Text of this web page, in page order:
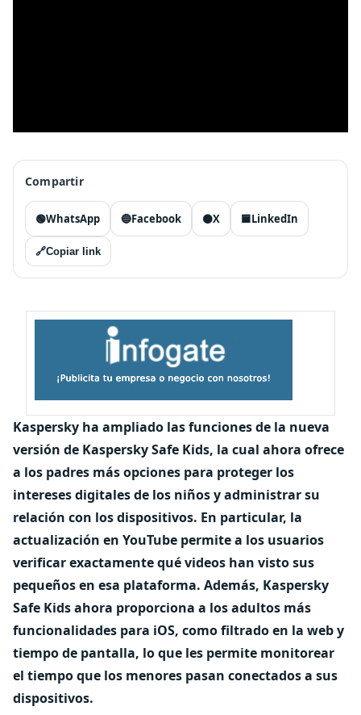
Compartir
🟢WhatsApp 🔵Facebook ⚫X 🟦LinkedIn
🔗Copiar link
Kaspersky ha ampliado las funciones de la nueva
versión de Kaspersky Safe Kids, la cual ahora ofrece
a los padres más opciones para proteger los
intereses digitales de los niños y administrar su
relación con los dispositivos. En particular, la
actualización en YouTube permite a los usuarios
verificar exactamente qué videos han visto sus
pequeños en esa plataforma. Además, Kaspersky
Safe Kids ahora proporciona a los adultos más
funcionalidades para iOS, como filtrado en la web y
tiempo de pantalla, lo que les permite monitorear
el tiempo que los menores pasan conectados a sus
dispositivos.